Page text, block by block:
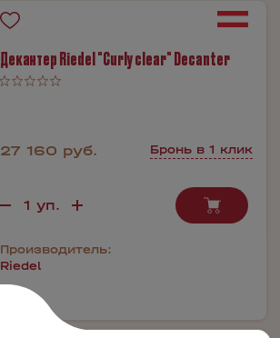
Декантер Riedel "Curly clear" Decanter
27 160 руб. Бронь в 1 клик
Производитель:
Riedel